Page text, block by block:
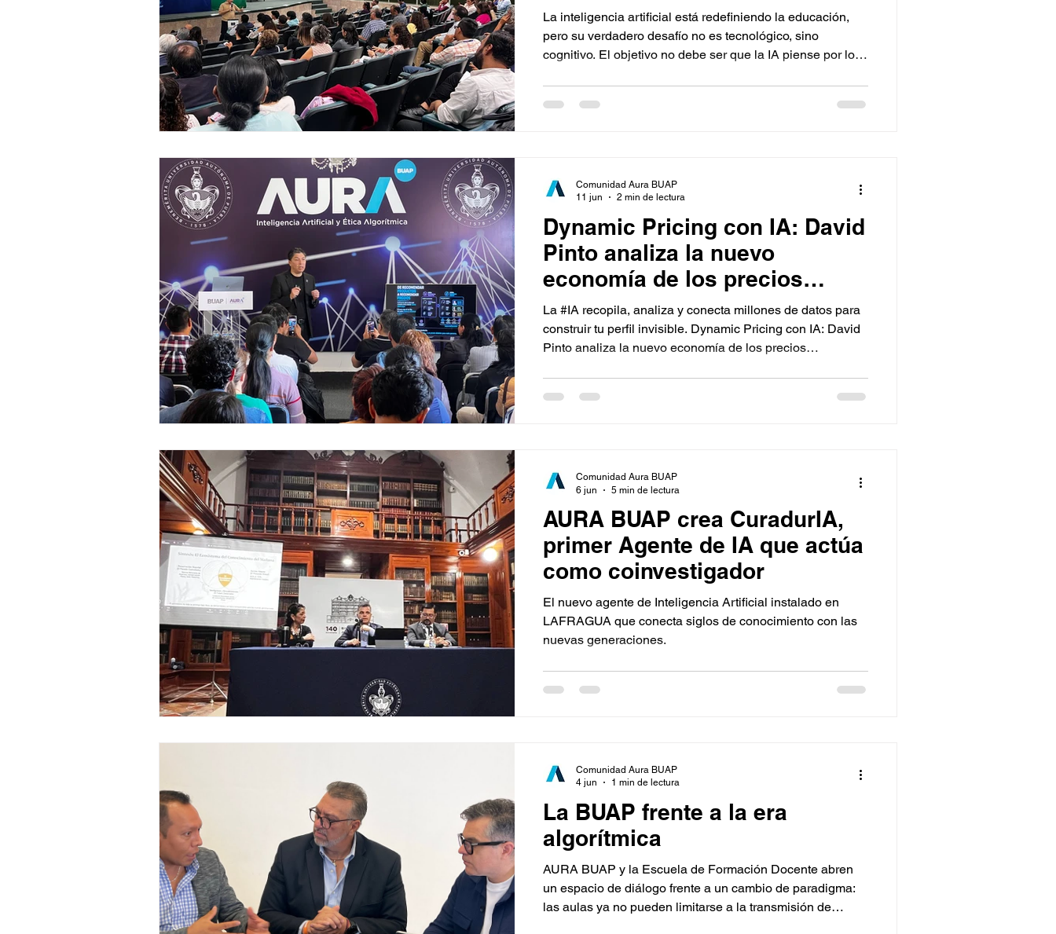
La inteligencia artificial está redefiniendo la educación,
pero su verdadero desafío no es tecnológico, sino
cognitivo. El objetivo no debe ser que la IA piense por los
pensamiento crítico, criterio propio y capacidad de
Dynamic Pricing con IA: David
Pinto analiza la nuevo
economía de los precios
personalizados.
La #IA recopila, analiza y conecta millones de datos para
construir tu perfil invisible. Dynamic Pricing con IA: David
Pinto analiza la nuevo economía de los precios
Comunidad Aura BUAP
11 jun
2 min de lectura
AURA BUAP crea CuradurIA,
primer Agente de IA que actúa
como coinvestigador
El nuevo agente de Inteligencia Artificial instalado en
LAFRAGUA que conecta siglos de conocimiento con las
nuevas generaciones.
Comunidad Aura BUAP
6 jun
5 min de lectura
La BUAP frente a la era
algorítmica
AURA BUAP y la Escuela de Formación Docente abren
un espacio de diálogo frente a un cambio de paradigma:
las aulas ya no pueden limitarse a la transmisión de
Comunidad Aura BUAP
4 jun
1 min de lectura